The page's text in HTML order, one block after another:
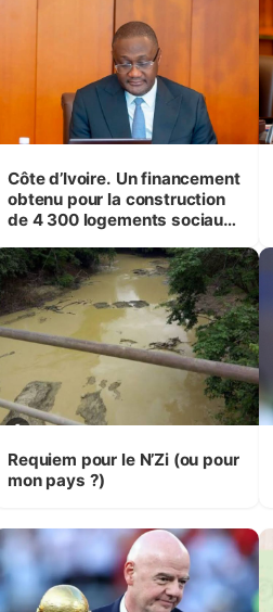
Côte d’Ivoire. Un financement
obtenu pour la construction
de 4 300 logements sociaux
Bouaké et Yamoussoukro
Requiem pour le N’Zi (ou pour
mon pays ?)